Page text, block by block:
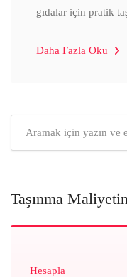
gıdalar için pratik
Daha Fazla Oku
Taşınma
Hesapla